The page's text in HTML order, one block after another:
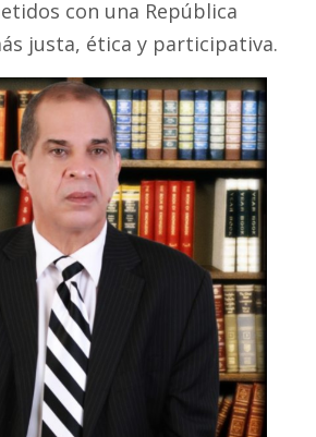
con una República
justa, ética y participativa.